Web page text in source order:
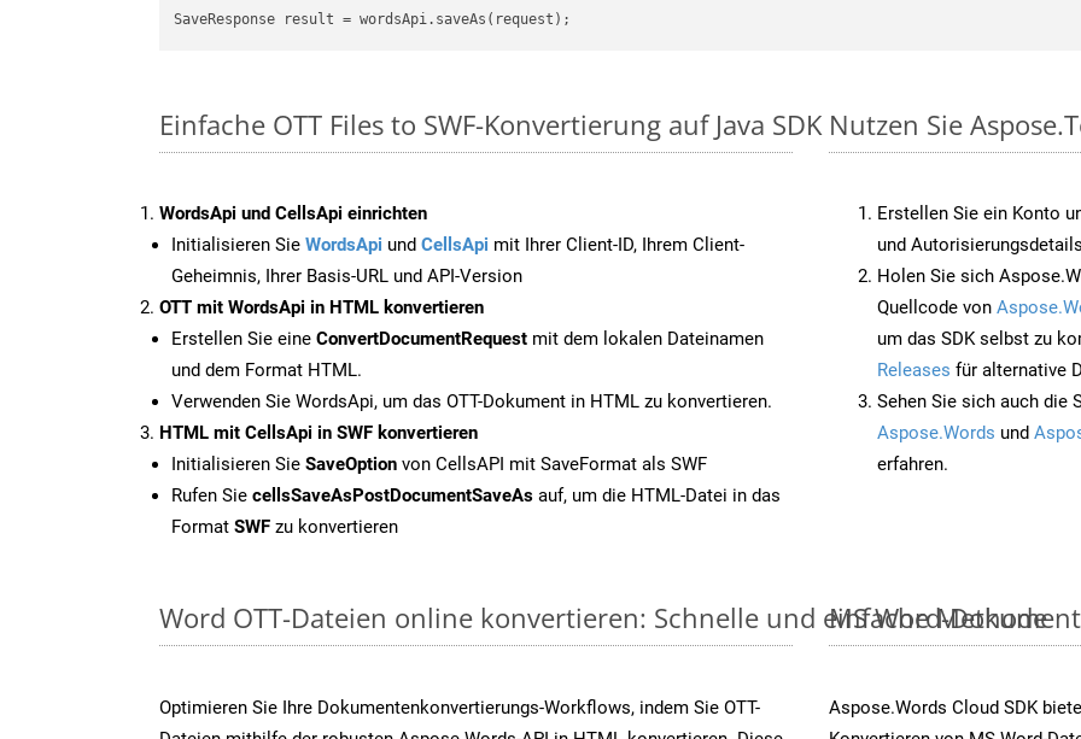
Einfache OTT Files to SWF-Konvertierung auf Java SDK
WordsApi und CellsApi einrichten
Initialisieren Sie WordsApi und CellsApi mit Ihrer Client-ID, Ihrem Client-
Geheimnis, Ihrer Basis-URL und API-Version
OTT mit WordsApi in HTML konvertieren
Erstellen Sie eine ConvertDocumentRequest mit dem lokalen Dateinamen
und dem Format HTML.
Verwenden Sie WordsApi, um das OTT-Dokument in HTML zu konvertieren.
HTML mit CellsApi in SWF konvertieren
Initialisieren Sie SaveOption von CellsAPI mit SaveFormat als SWF
Rufen Sie cellsSaveAsPostDocumentSaveAs auf, um die HTML-Datei in das
Format SWF zu konvertieren
Nutzen Sie
Erstellen Sie ein Konto
und
Holen Sie sich
Quellcode von
um das SDK selbst zu
Releases für alternative
Sehen Sie sich auch die
Aspose.Words und
erfahren.
Word OTT-Dateien online konvertieren: Schnelle und einfache Methode
Optimieren Sie Ihre Dokumentenkonvertierungs-Workflows, indem Sie OTT-
MS Word-
Aspose.Words Cloud SDK